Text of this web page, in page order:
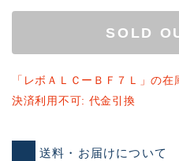
SOLD
「レボＡＬＣーＢＦ７Ｌ」の在
決済利用不可: 代金引換
送料・お届けについて